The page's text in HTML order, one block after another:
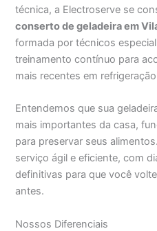
técnica, a Electroserve se
conserto de geladeira em
formada por técnicos
treinamento contínuo para
mais recentes em
Entendemos que sua
mais importantes da casa,
para preservar seus
serviço ágil e eficiente, com
definitivas para que você
antes.
Nossos Diferenciais